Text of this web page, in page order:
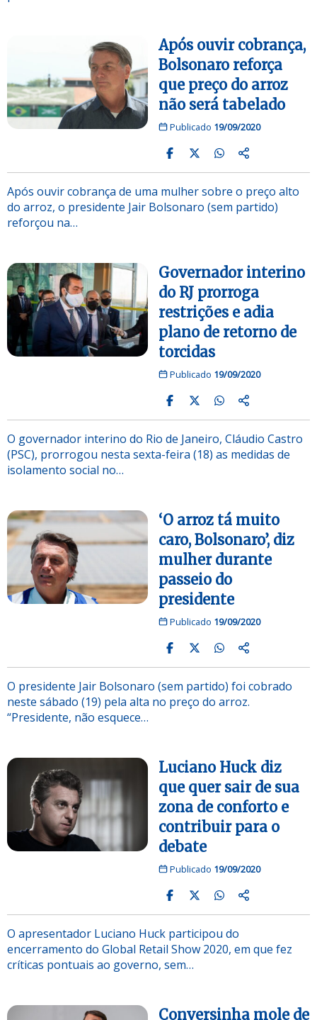
Após ouvir cobrança,
Bolsonaro reforça
que preço do arroz
não será tabelado
Publicado 19/09/2020
Após ouvir cobrança de uma mulher sobre o preço alto
do arroz, o presidente Jair Bolsonaro (sem partido)
reforçou na…
Governador interino
do RJ prorroga
restrições e adia
plano de retorno de
torcidas
Publicado 19/09/2020
O governador interino do Rio de Janeiro, Cláudio Castro
(PSC), prorrogou nesta sexta-feira (18) as medidas de
isolamento social no…
‘O arroz tá muito
caro, Bolsonaro’, diz
mulher durante
passeio do
presidente
Publicado 19/09/2020
O presidente Jair Bolsonaro (sem partido) foi cobrado
neste sábado (19) pela alta no preço do arroz.
“Presidente, não esquece…
Luciano Huck diz
que quer sair de sua
zona de conforto e
contribuir para o
debate
Publicado 19/09/2020
O apresentador Luciano Huck participou do
encerramento do Global Retail Show 2020, em que fez
críticas pontuais ao governo, sem…
Conversinha mole de